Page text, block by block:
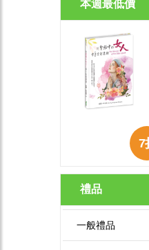
本週最低價
7
禮品
一般禮品